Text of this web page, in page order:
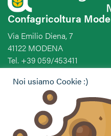
Confagricoltura
Via Emilio Diena, 7
41122 MODENA
Tel. +39 059/453411
E-mail:
Noi usiamo Cookie :)